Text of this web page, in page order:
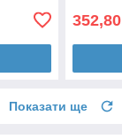
352,80
Показати ще